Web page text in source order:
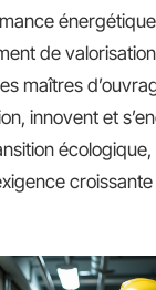
de valorisation
maîtres
innovent et